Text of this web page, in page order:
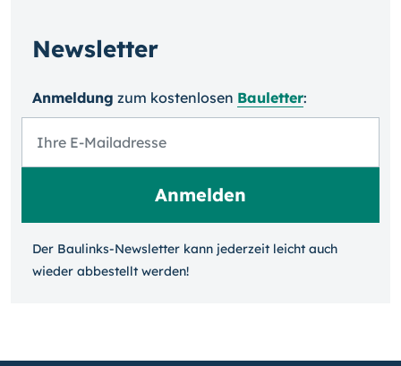
Newsletter
Anmeldung zum kosten­losen Bauletter:
Der Baulinks-Newsletter kann jeder­zeit leicht auch
wieder ab­bestellt werden!